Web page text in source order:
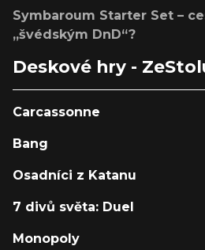
Symbaroum Starter Set –
„švédským DnD“?
Deskové hry -
Carcassonne
Bang
Osadníci z Katanu
7 divů světa: Duel
Monopoly